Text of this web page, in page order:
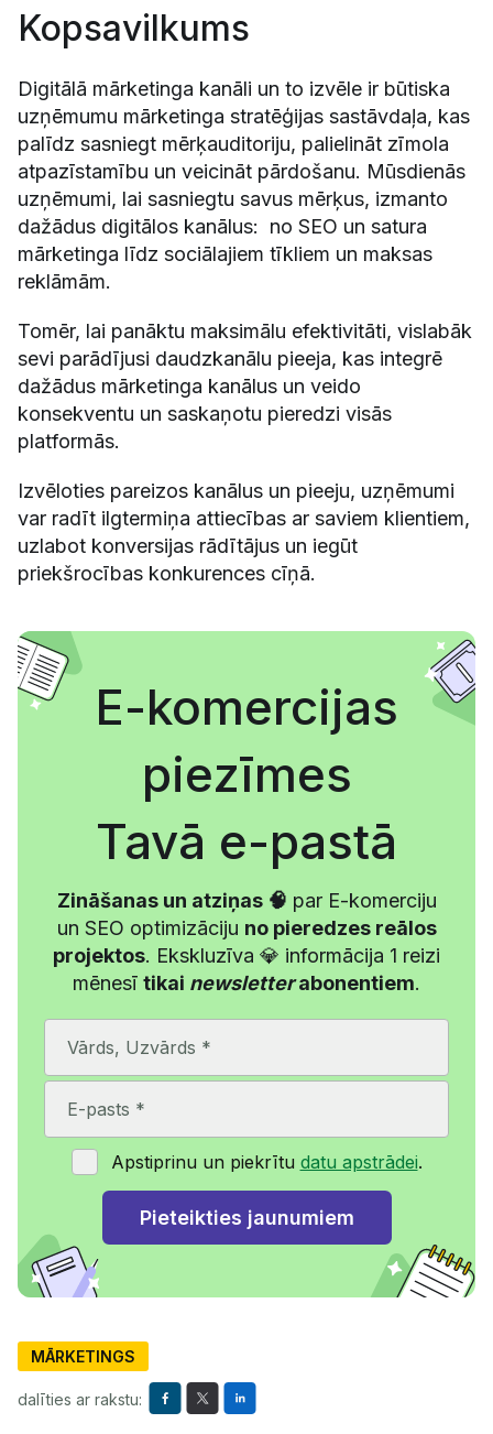
Kopsavilkums
Digitālā mārketinga kanāli un to izvēle ir būtiska
uzņēmumu mārketinga stratēģijas sastāvdaļa, kas
palīdz sasniegt mērķauditoriju, palielināt zīmola
atpazīstamību un veicināt pārdošanu. Mūsdienās
uzņēmumi, lai sasniegtu savus mērķus, izmanto
dažādus digitālos kanālus: no SEO un satura
mārketinga līdz sociālajiem tīkliem un maksas
reklāmām.
Tomēr, lai panāktu maksimālu efektivitāti, vislabāk
sevi parādījusi daudzkanālu pieeja, kas integrē
dažādus mārketinga kanālus un veido
konsekventu un saskaņotu pieredzi visās
platformās.
Izvēloties pareizos kanālus un pieeju, uzņēmumi
var radīt ilgtermiņa attiecības ar saviem klientiem,
uzlabot konversijas rādītājus un iegūt
priekšrocības konkurences cīņā.
E-komercijas
piezīmes
Tavā e-pastā
Zināšanas un atziņas 🧠 par E-komerciju
un SEO optimizāciju no pieredzes reālos
projektos. Ekskluzīva 💎 informācija 1 reizi
mēnesī tikai newsletterabonentiem.
Apstiprinu un piekrītu datu apstrādei.
MĀRKETINGS
dalīties ar rakstu: